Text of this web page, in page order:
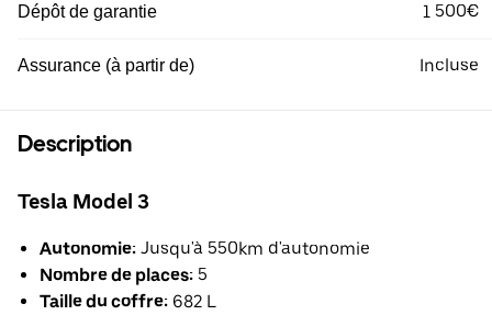
Dépôt de garantie 1 500€
Assurance (à partir de) Incluse
Description
Tesla Model 3
Autonomie: Jusqu'à 550km d'autonomie
Nombre de places: 5
Taille du coffre: 682 L